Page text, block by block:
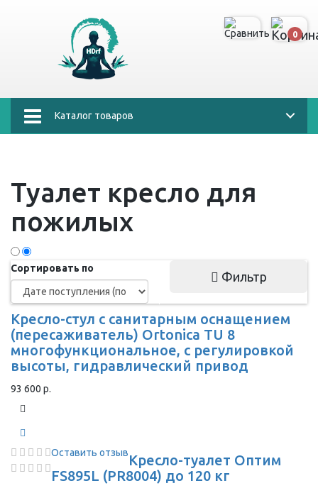
0
Каталог товаров
Туалет кресло для
пожилых
Сортировать по
Фильтр
Кресло-стул с санитарным оснащением
(пересаживатель) Ortonica TU 8
многофункциональное, с регулировкой
высоты, гидравлический привод
93 600 р.
Оставить отзывКресло-туалет Оптим
FS895L (PR8004) до 120 кг